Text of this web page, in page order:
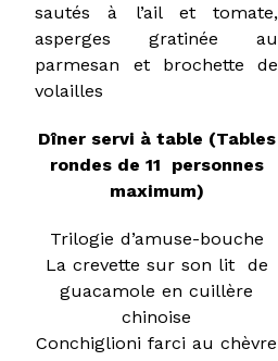
sautés à l’ail et tomate,
asperges gratinée au
parmesan et brochette de
volailles
Dîner servi à table (Tables
rondes de 11 personnes
maximum)
Trilogie d’amuse-bouche
La crevette sur son lit de
guacamole en cuillère
chinoise
Conchiglioni farci au chèvre